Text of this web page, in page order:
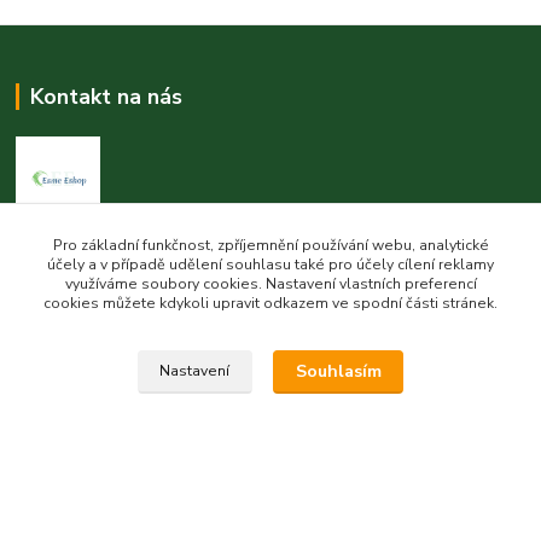
Kontakt na nás
Esme eshop
Jan Vohlídal
objednavky@esme-eshop.cz
Pro základní funkčnost, zpříjemnění používání webu, analytické
účely a v případě udělení souhlasu také pro účely cílení reklamy
využíváme soubory cookies. Nastavení vlastních preferencí
cookies můžete kdykoli upravit odkazem ve spodní části stránek.
Nastavení Souhlasím